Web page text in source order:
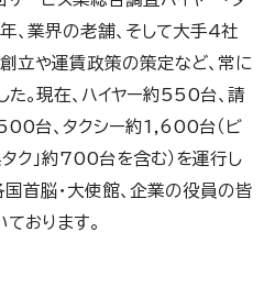
、業界の老舗、そして大手4社
立や運賃政策の策定など、常に
た。現在、ハイヤー約550台、請
台、タクシー約1,600台（ビ
タク」約700台を含む）を運行し
国首脳・大使館、企業の役員の皆
おります。